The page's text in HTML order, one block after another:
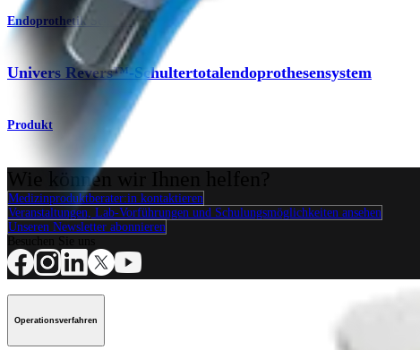
Endoprothetik Schulter
Univers Revers™-Schultertotalendoprothesensystem
Produkt
Wie können wir Ihnen helfen?
Medizinproduktberater:in kontaktieren
Veranstaltungen, Lab-Vorführungen und Schulungsmöglichkeiten ansehen
Unseren Newsletter abonnieren
Operationsverfahren